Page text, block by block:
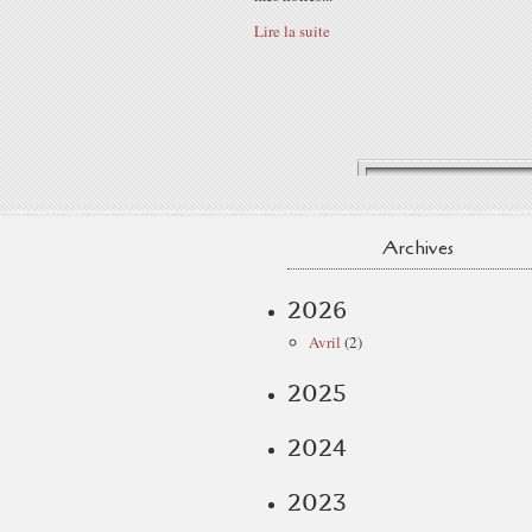
Lire la suite
Archives
2026
Avril (2)
2025
2024
2023